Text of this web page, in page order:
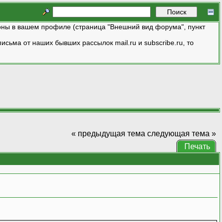
в вашем профиле (страница "Внешний вид форума", пункт
от наших бывших рассылок mail.ru и subscribe.ru, то
« предыдущая тема следующая тема »
Печать